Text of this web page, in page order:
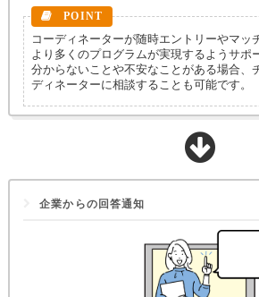
コーディネーターが随時エントリーやマッ
より多くのプログラムが実現するようサポ
分からないことや不安なことがある場合、
ディネーターに相談することも可能です。
企業からの回答通知